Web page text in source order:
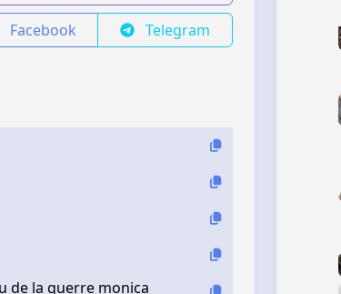
Facebook Telegram
de la guerre monica